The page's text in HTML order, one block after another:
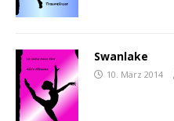
Swanlake
10. März 2014